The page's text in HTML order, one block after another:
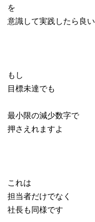
を
意識して実践したら良い
もし
目標未達でも
最小限の減少数字で
押さえれますよ
これは
担当者だけでなく
社長も同様です